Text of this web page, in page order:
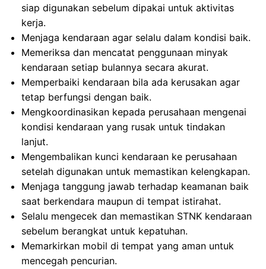
siap digunakan sebelum dipakai untuk aktivitas
kerja.
Menjaga kendaraan agar selalu dalam kondisi baik.
Memeriksa dan mencatat penggunaan minyak
kendaraan setiap bulannya secara akurat.
Memperbaiki kendaraan bila ada kerusakan agar
tetap berfungsi dengan baik.
Mengkoordinasikan kepada perusahaan mengenai
kondisi kendaraan yang rusak untuk tindakan
lanjut.
Mengembalikan kunci kendaraan ke perusahaan
setelah digunakan untuk memastikan kelengkapan.
Menjaga tanggung jawab terhadap keamanan baik
saat berkendara maupun di tempat istirahat.
Selalu mengecek dan memastikan STNK kendaraan
sebelum berangkat untuk kepatuhan.
Memarkirkan mobil di tempat yang aman untuk
mencegah pencurian.